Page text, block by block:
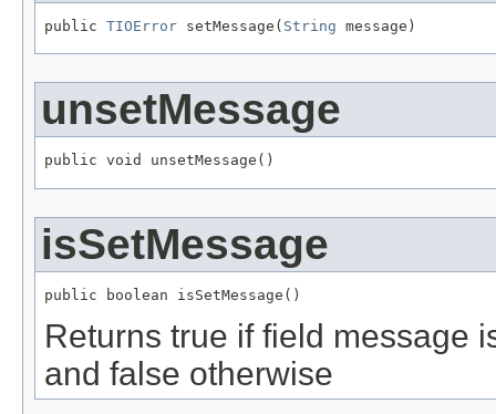
public TIOError setMessage( String message)
unsetMessage
public void unsetMessage()
isSetMessage
public boolean isSetMessage()
Returns true if field message
and false otherwise